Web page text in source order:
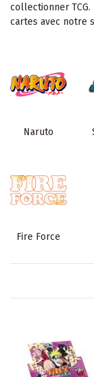
collectionner TCG.
cartes avec notre
Naruto
Fire Force